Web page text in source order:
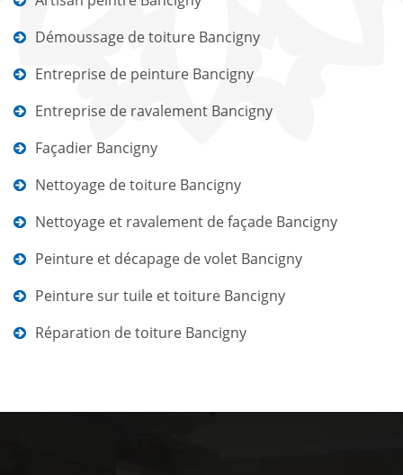
Démoussage de toiture Bancigny
Entreprise de peinture Bancigny
Entreprise de ravalement Bancigny
Façadier Bancigny
Nettoyage de toiture Bancigny
Nettoyage et ravalement de façade Bancigny
Peinture et décapage de volet Bancigny
Peinture sur tuile et toiture Bancigny
Réparation de toiture Bancigny